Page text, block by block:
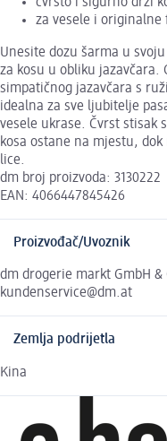
za vesele i originalne
Unesite dozu šarma u
za kosu u obliku jazavčara.
simpatičnog jazavčara s
idealna za sve ljubitelje
vesele ukrase. Čvrst stisak
kosa ostane na mjestu,
lice.
dm broj proizvoda: 3130222
EAN: 4066447845426
Proizvođač/Uvoznik
dm drogerie markt GmbH &
kundenservice@dm.at
Zemlja podrijetla
Kina